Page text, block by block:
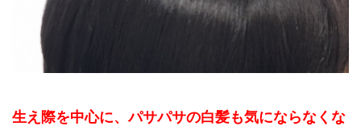
生え際を中心に、パサパサの白髪も気にならなくな